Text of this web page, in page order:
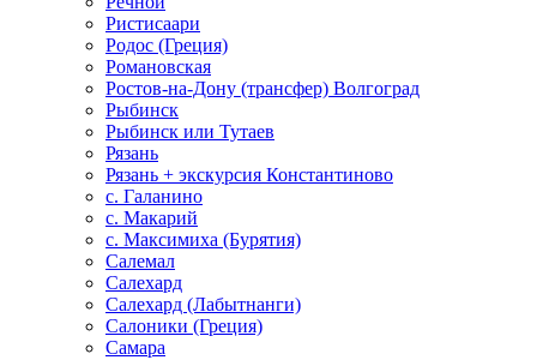
Ристисаари
Родос (Греция)
Романовская
Ростов-на-Дону (трансфер) Волгоград
Рыбинск
Рыбинск или Тутаев
Рязань
Рязань + экскурсия Константиново
с. Галанино
с. Макарий
с. Максимиха (Бурятия)
Салемал
Салехард
Салехард (Лабытнанги)
Салоники (Греция)
Самара